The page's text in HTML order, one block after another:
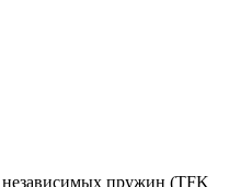
независимых пружин (TFK